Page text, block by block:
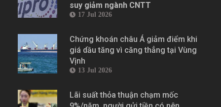
suy giảm ngành CNTT
17 Jul 2026
Chứng khoán châu Á giảm điểm khi
giá dầu tăng vì căng thẳng tại Vùng
Vịnh
13 Jul 2026
Lãi suất thỏa thuận chạm mốc